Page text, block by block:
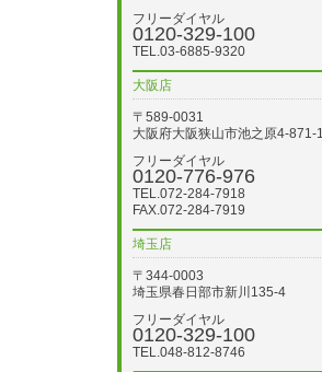
フリーダイヤル
0120-329-100
TEL.03-6885-9320
大阪店
〒589-0031
大阪府大阪狭山市池之原4-871-1
フリーダイヤル
0120-776-976
TEL.072-284-7918
FAX.072-284-7919
埼玉店
〒344-0003
埼玉県春日部市新川135-4
フリーダイヤル
0120-329-100
TEL.048-812-8746